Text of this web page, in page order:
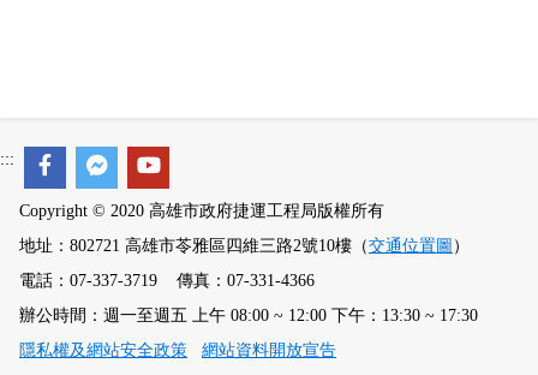
:::
Copyright © 2020 高雄市政府捷運工程局版權所有
地址：802721 高雄市苓雅區四維三路2號10樓（交通位置圖 ）
電話：07-337-3719 傳真：07-331-4366
辦公時間：週一至週五 上午 08:00 ~ 12:00 下午：13:30 ~ 17:30
隱私權及網站安全政策
網站資料開放宣告